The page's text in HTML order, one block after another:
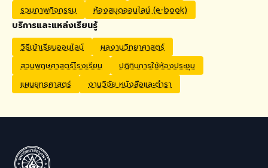
least 785. Prior teaching
experience is preferred.
Application Process
Interested candidates
should submit their CV,
passport copy, degree
certificates, relevant
transcripts/documents,
introduction via email to
รวมภาพกิจกรรม
ห้องสมุดออนไลน์ (e-book)
บริการและแหล่งเรียนรู้
วิธีเข้าเรียนออนไลน์
ผลงานวิทยาศาสตร์
สวนพฤษศาสตร์โรงเรียน
ปฏิทินการใช้ห้องประชุม
แผนยุทธศาสตร์
งานวิจัย หนังสือและตำรา